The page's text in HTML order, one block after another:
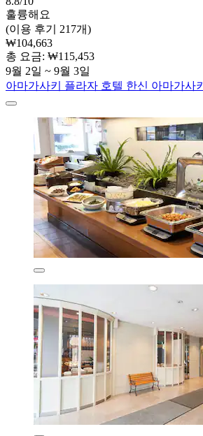
훌륭해요
(이용 후기 217개)
₩104,663
총 요금: ₩115,453
9월 2일 ~ 9월 3일
아마가사키 플라자 호텔 한신 아마가사키